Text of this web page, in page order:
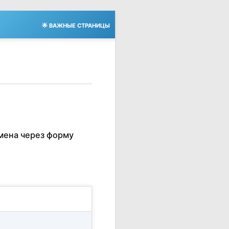
🌟 ВАЖНЫЕ СТРАНИЦЫ
через форму